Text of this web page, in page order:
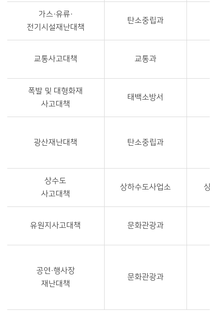
가스·유류·
전기시설재난대책
탄소중립과
교통사고대책 교통과
폭발 및 대형화재
사고대책
태백소방서
광산재난대책 탄소중립과
상수도
사고대책
상하수도사업소 상
유원지사고대책 문화관광과
공연·행사장
재난대책
문화관광과